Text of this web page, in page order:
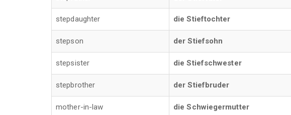
stepdaughter die Stieftochter
stepson der Stiefsohn
stepsister die Stiefschwester
stepbrother der Stiefbruder
mother-in-law die Schwiegermutter